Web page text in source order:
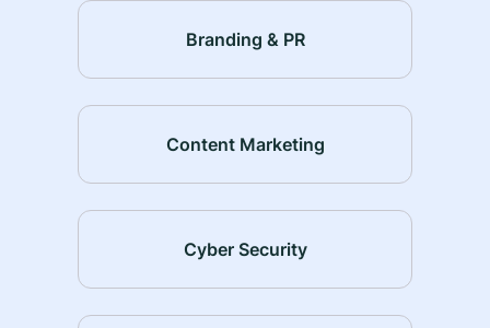
Branding & PR
Content Marketing
Cyber Security